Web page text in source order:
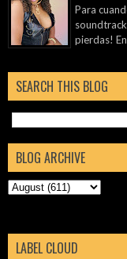
Para
pierdas!
SEARCH THIS BLOG
BLOG ARCHIVE
LABEL CLOUD